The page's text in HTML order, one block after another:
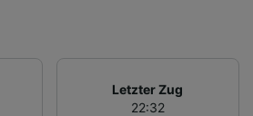
Letzter Zug
22:32